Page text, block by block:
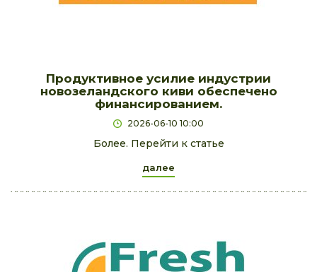
Продуктивное усилие индустрии
новозеландского киви обеспечено
финансированием.
2026-06-10 10:00
Более. Перейти к статье
далее